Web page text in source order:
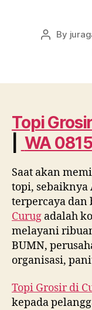
Post
By
Topi
WA
Saat akan
topi,
terpercaya dan
Curug adalah
melayani
BUMN,
organisasi,
Topi Grosir di
kepada